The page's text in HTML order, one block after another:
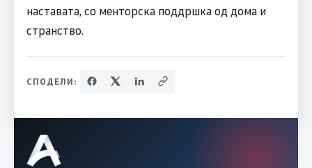
наставата, со менторска поддршка од дома и
странство.
СПОДЕЛИ: